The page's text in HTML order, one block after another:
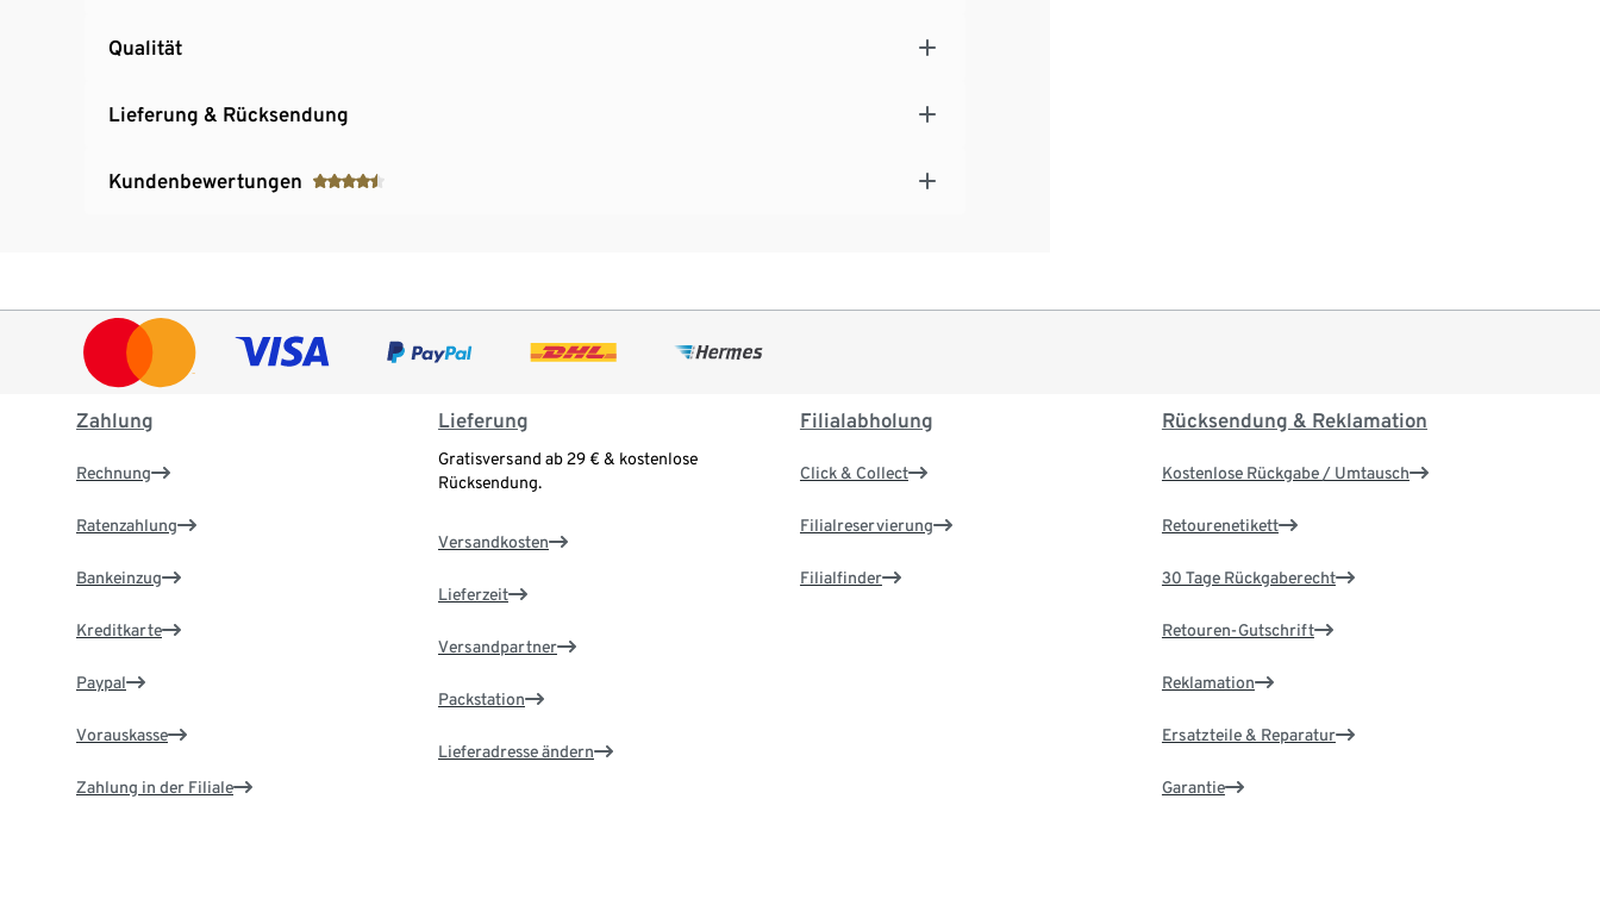
Qualität
Lieferung & Rücksendung
Kundenbewertungen
Zahlung
Rechnung
Ratenzahlung
Bankeinzug
Kreditkarte
Paypal
Vorauskasse
Zahlung in der Filiale
Lieferung
Gratisversand ab 29 € & kostenlose
Rücksendung.
Versandkosten
Lieferzeit
Versandpartner
Packstation
Lieferadresse ändern
Filialabholung
Click & Collect
Filialreservierung
Filialfinder
Rücksendung & Reklamation
Kostenlose Rückgabe / Umtausch
Retourenetikett
30 Tage Rückgaberecht
Retouren-Gutschrift
Reklamation
Ersatzteile & Reparatur
Garantie